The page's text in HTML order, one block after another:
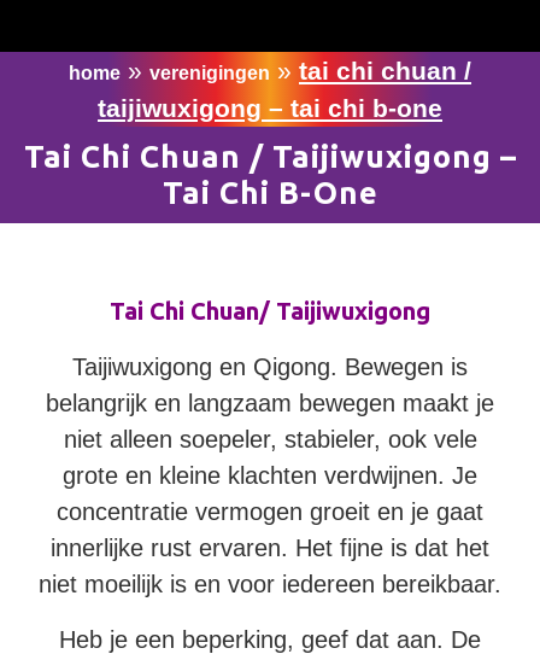
home » verenigingen » tai chi chuan /
taijiwuxigong – tai chi b-one
Tai Chi Chuan / Taijiwuxigong –
Tai Chi B-One
Tai Chi Chuan/ Taijiwuxigong
Taijiwuxigong en Qigong. Bewegen is
belangrijk en langzaam bewegen maakt je
niet alleen soepeler, stabieler, ook vele
grote en kleine klachten verdwijnen. Je
concentratie vermogen groeit en je gaat
innerlijke rust ervaren. Het fijne is dat het
niet moeilijk is en voor iedereen bereikbaar.
Heb je een beperking, geef dat aan. De